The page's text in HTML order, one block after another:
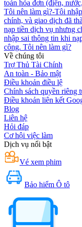
toán hóa đơn (điện,
Tôi nên làm gì?-Tôi
chính, và giao dịch đã
nạp tiền dịch vụ nhưng
nhập sai thông tin khi
công. Tôi nên làm gì?
Về chúng tôi
Trợ Thủ Tài Chính
An toàn - Bảo mật
Điều khoản điều lệ
Chính sách quyền riêng
Điều khoản liên kết
Blog
Liên hệ
Hỏi đáp
Cơ hội việc làm
Dịch vụ nổi bật
Vé xem phim
Bảo hiểm Ô tô